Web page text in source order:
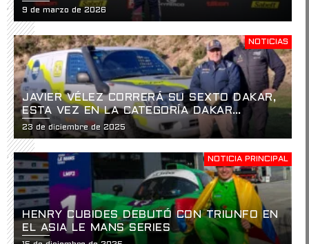
HISTÓRICO EN LA APERTURA DE LA
USF2000 EN ST. PETERSBURG
9 de marzo de 2026
NOTICIAS
JAVIER VÉLEZ CORRERÁ SU SEXTO DAKAR,
ESTA VEZ EN LA CATEGORÍA DAKAR
CLASSIC
23 de diciembre de 2025
NOTICIA PRINCIPAL
HENRY CUBIDES DEBUTÓ CON TRIUNFO EN
EL ASIA LE MANS SERIES